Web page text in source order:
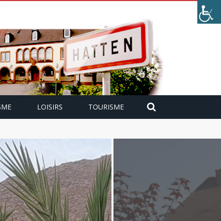
LOISIRS TOURISME